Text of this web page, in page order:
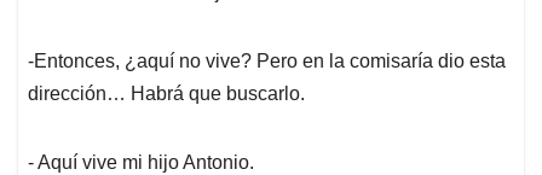
-Entonces, ¿aquí no vive? Pero en la comisaría dio esta
dirección… Habrá que buscarlo.
- Aquí vive mi hijo Antonio.